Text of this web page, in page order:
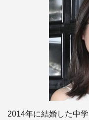
2014年に結婚した中